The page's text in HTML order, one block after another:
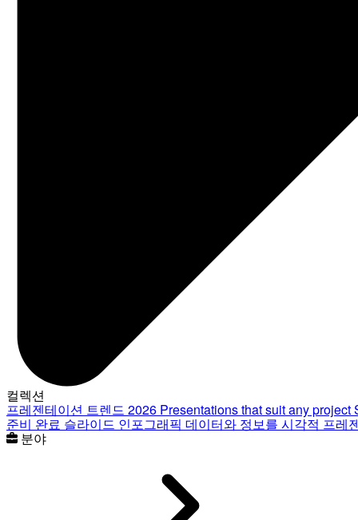
컬렉션
프레젠테이션 트렌드 2026 Presentations that suit any project
준비 완료 슬라이드 인포그래픽 데이터와 정보를 시각적 프레
분야